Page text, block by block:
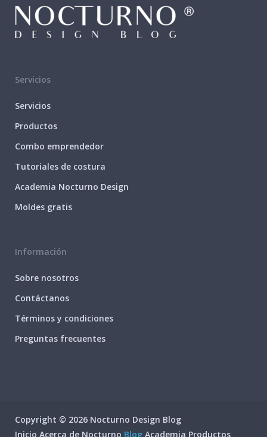
Servicios
Servicios
Productos
Combo emprendedor
Tutoriales de costura
Academia Nocturno Design
Moldes gratis
Información
Sobre nosotros
Contáctanos
Términos y condiciones
Preguntas frecuentes
Copyright © 2026 Nocturno Design Blog
Inicio Acerca de Nocturno Blog Academia Productos